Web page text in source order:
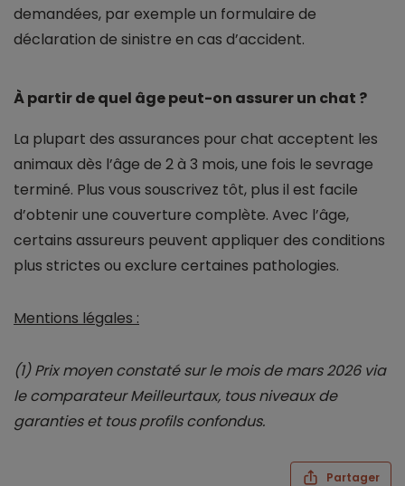
demandées, par exemple un formulaire de
déclaration de sinistre en cas d’accident.
À partir de quel âge peut-on assurer un chat ?
La plupart des assurances pour chat acceptent les
animaux dès l’âge de 2 à 3 mois, une fois le sevrage
terminé. Plus vous souscrivez tôt, plus il est facile
d’obtenir une couverture complète. Avec l’âge,
certains assureurs peuvent appliquer des conditions
plus strictes ou exclure certaines pathologies.
Mentions légales :
(1) Prix moyen constaté sur le mois de mars 2026 via
le comparateur Meilleurtaux, tous niveaux de
garanties et tous profils confondus.
Partager